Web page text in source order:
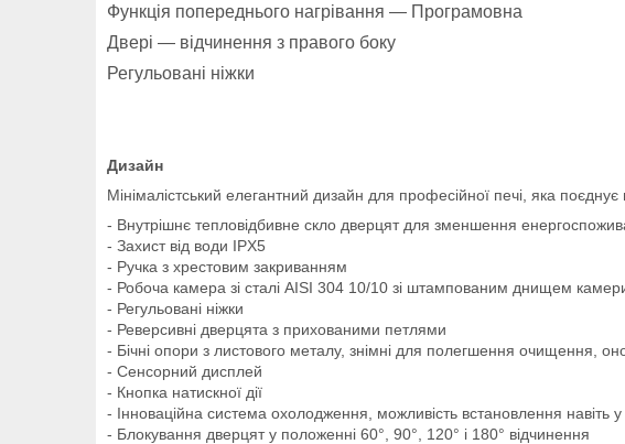
Функція попереднього нагрівання — Програмовна
Двері — відчинення з правого боку
Регульовані ніжки
Дизайн
Мінімалістський елегантний дизайн для професійної печі, яка
- Внутрішнє тепловідбивне скло дверцят для зменшення
- Захист від води IPX5
- Ручка з хрестовим закриванням
- Робоча камера зі сталі AISI 304 10/10 зі штампованим днищем
- Регульовані ніжки
- Реверсивні дверцята з прихованими петлями
- Бічні опори з листового металу, знімні для полегшення очищення,
- Сенсорний дисплей
- Кнопка натискної дії
- Інноваційна система охолодження, можливість встановлення навіть
- Блокування дверцят у положенні 60°, 90°, 120° і 180° відчинення